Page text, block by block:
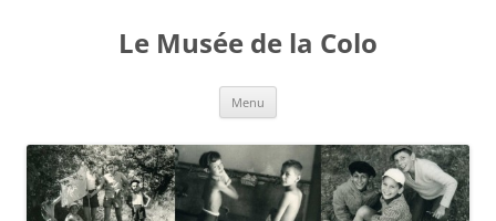
Le Musée de la Colo
Menu